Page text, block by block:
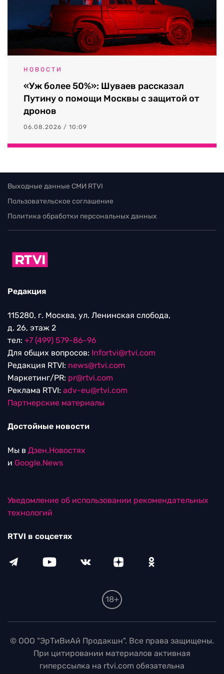
НОВОСТИ
«Уж более 50%»: Шуваев рассказал
Путину о помощи Москвы с защитой от
дронов
06.08.2026 / 10:09
Выходные данные СМИ RTVI
Пользовательское соглашение
Политика обработки персональных данных
Редакция
115280, г. Москва, ул. Ленинская слобода,
д. 26, этаж 2
тел: +7 (499) 579-86-96
Для общих вопросов: Infortvi@rtvi.com
Редакция RTVI: news@rtvi.com
Маркетинг/PR: pr@rtvi.com
Реклама RTVI: adv-eu@rtvi.com
Партнерские материалы
Достойные новости
Мы в Дзен.Новостях
и Google.News
Уведомление об использовании рекомендательных
технологий
RTVI в соцсетях
18+
© ООО "ЭрТиВиАй Продакшн". Все права защищены.
При цитировании материалов активная
гиперссылка на rtvi.com обязательна